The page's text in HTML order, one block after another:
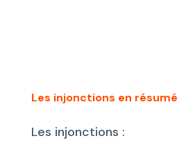
Les injonctions en résumé
Les injonctions :